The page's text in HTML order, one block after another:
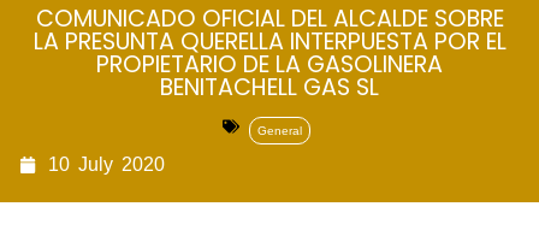
COMUNICADO OFICIAL DEL ALCALDE SOBRE
LA PRESUNTA QUERELLA INTERPUESTA POR EL
PROPIETARIO DE LA GASOLINERA
BENITACHELL GAS SL
General
10 July 2020